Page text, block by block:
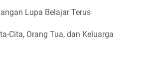
Lupa Belajar Terus
Cita, Orang Tua, dan Keluarga